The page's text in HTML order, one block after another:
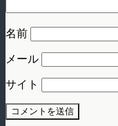
名前
メール
サイト